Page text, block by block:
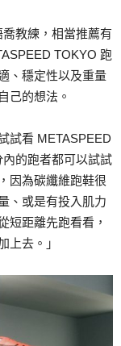
教練，相當推薦有
TOKYO 跑
、穩定性以及重量
己的想法。
試看 METASPEED
的跑者都可以試試
因為碳纖維跑鞋很
、或是有投入肌力
短距離先跑看看，
上去。」